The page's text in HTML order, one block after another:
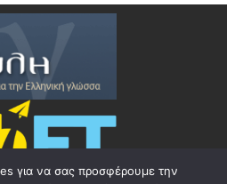
για να σας προσφέρουμε την